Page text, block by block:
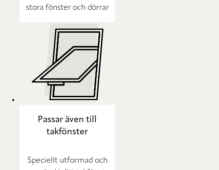
stora fönster och dörrar
Passar även till
takfönster
Speciellt utformad och